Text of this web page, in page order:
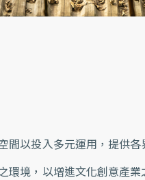
間以投入多元運用，提供
環境，以增進文化創意產業